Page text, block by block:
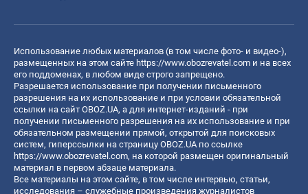
Использование любых материалов (в том числе фото- и видео-),
размещенных на этом сайте https://www.obozrevatel.com и на всех
его поддоменах, в любом виде строго запрещено.
Разрешается использование при получении письменного
разрешения на их использование и при условии обязательной
ссылки на сайт OBOZ.UA, а для интернет-изданий - при
получении письменного разрешения на их использование и при
обязательном размещении прямой, открытой для поисковых
систем, гиперссылки на страницу OBOZ.UA по ссылке
https://www.obozrevatel.com, на которой размещен оригинальный
материал в первом абзаце материала.
Все материалы на этом сайте, в том числе интервью, статьи,
исследования – служебные произведения журналистов